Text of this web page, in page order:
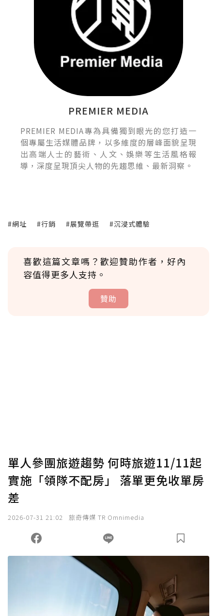
PREMIER MEDIA
PREMIER MEDIA專為具備獨到眼光的您打造一
個專屬生活媒體品牌，以多維度的層峰面貌呈現
出高端人士的藝術、人文、娛樂等生活風格報
導，深度呈現頂尖人物的先趨思維、最新洞察。
#網址 #行銷 #展覽帶逛 #沉浸式體驗
喜歡這篇文章嗎？歡迎贊助作者，好內
容值得更多人支持。
贊助
確認送出
您當前剩餘 U 利點數：0點；前往 購買點數
單人參團旅遊趨勢 何時旅遊11/11起
實施「領隊不配房」 落單更免收單房
差
2026-07-31 21:02 旅奇傳媒 TR Omnimedia